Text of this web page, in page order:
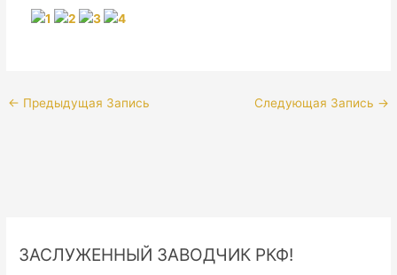
← Предыдущая Запись Следующая Запись →
ЗАСЛУЖЕННЫЙ ЗАВОДЧИК РКФ!